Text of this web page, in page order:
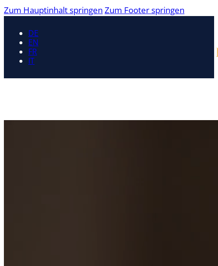
Zum Hauptinhalt springen Zum Footer springen
DE
EN
FR
IT